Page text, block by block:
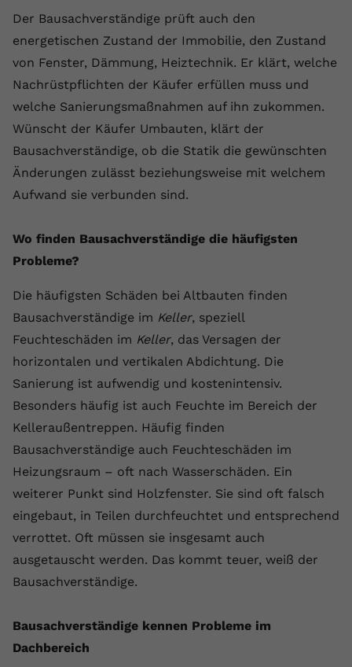
Der Bausachverständige prüft auch den
energetischen Zustand der Immobilie, den Zustand
von Fenster, Dämmung, Heiztechnik. Er klärt, welche
Nachrüstpflichten der Käufer erfüllen muss und
welche Sanierungsmaßnahmen auf ihn zukommen.
Wünscht der Käufer Umbauten, klärt der
Bausachverständige, ob die Statik die gewünschten
Änderungen zulässt beziehungsweise mit welchem
Aufwand sie verbunden sind.
Wo finden Bausachverständige die häufigsten
Probleme?
Die häufigsten Schäden bei Altbauten finden
Bausachverständige im Keller, speziell
Feuchteschäden im Keller, das Versagen der
horizontalen und vertikalen Abdichtung. Die
Sanierung ist aufwendig und kostenintensiv.
Besonders häufig ist auch Feuchte im Bereich der
Kelleraußentreppen. Häufig finden
Bausachverständige auch Feuchteschäden im
Heizungsraum – oft nach Wasserschäden. Ein
weiterer Punkt sind Holzfenster. Sie sind oft falsch
eingebaut, in Teilen durchfeuchtet und entsprechend
verrottet. Oft müssen sie insgesamt auch
ausgetauscht werden. Das kommt teuer, weiß der
Bausachverständige.
Bausachverständige kennen Probleme im
Dachbereich